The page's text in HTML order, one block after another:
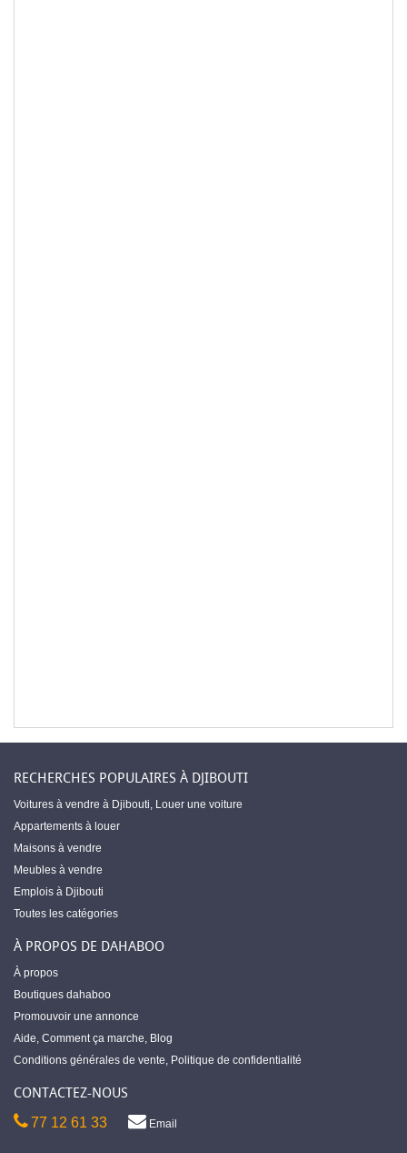
RECHERCHES POPULAIRES À DJIBOUTI
Voitures à vendre à Djibouti, Louer une voiture
Appartements à louer
Maisons à vendre
Meubles à vendre
Emplois à Djibouti
Toutes les catégories
À PROPOS DE DAHABOO
À propos
Boutiques dahaboo
Promouvoir une annonce
Aide, Comment ça marche, Blog
Conditions générales de vente, Politique de confidentialité
CONTACTEZ-NOUS
77 12 61 33 Email